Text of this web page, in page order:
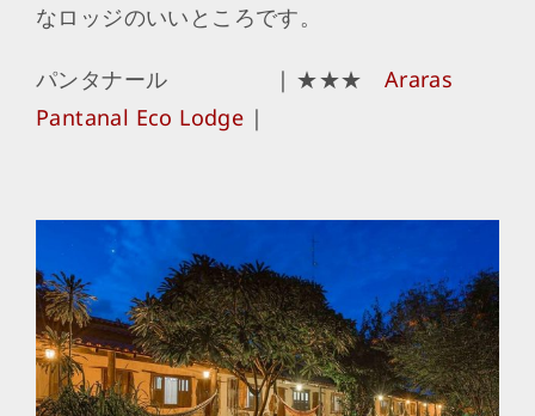
なロッジのいいところです。
パンタナール | ★★★ Araras
Pantanal Eco Lodge |